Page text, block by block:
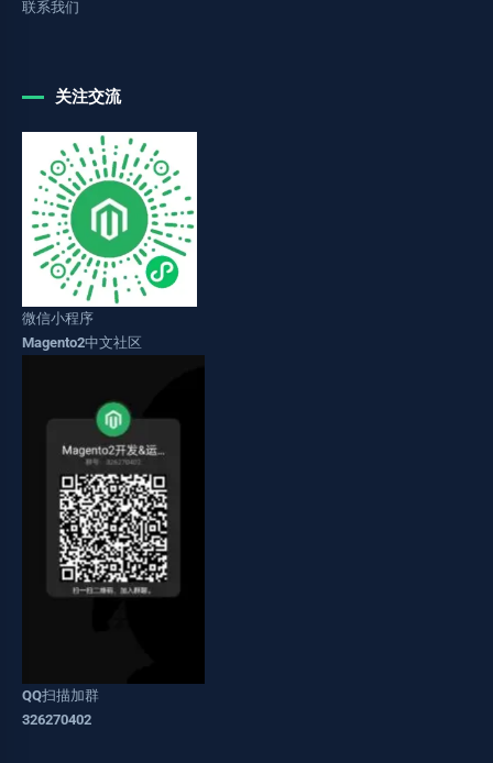
联系我们
关注交流
微信小程序
Magento2中文社区
QQ扫描加群
326270402